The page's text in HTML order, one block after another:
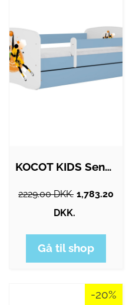
KOCOT KIDS Seng babydreams blå…
2229.00 DKK. 1,783.20
DKK.
Gå til shop
-20%